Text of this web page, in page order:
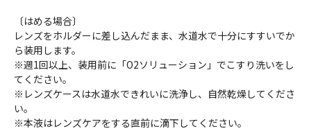
〔はめる場合〕
レンズをホルダーに差し込んだまま、水道水で十分にすすいでか
ら装用します。
※週1回以上、装用前に「O2ソリューション」でこすり洗いをし
てください。
※レンズケースは水道水できれいに洗浄し、自然乾燥してくださ
い。
※本液はレンズケアをする直前に滴下してください。